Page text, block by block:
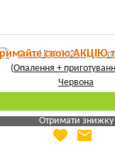
свою АКЦІЮ
Отримати знижку
Яка Ваша ціна
favorite email